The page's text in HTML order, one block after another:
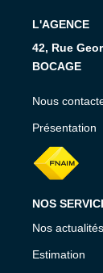
L'AGENCE
42, Rue
BOCAGE
Nous
Présentation
NOS
Nos actualités
Estimation